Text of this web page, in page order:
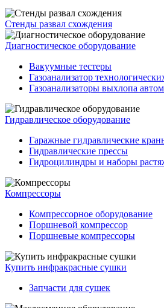
Стенды развал схождения
Диагностическое оборудование
Вакуумные тестеры
Газоанализатор
Газоанализаторы выхлопа
Гидравлическое оборудование
Гаражные гидравлические
Гидравлические прессы
Гидроцилиндры и наборы
Компрессоры
Компрессорное оборудование
Поршневой компрессор
Поршневые компрессоры
Купить инфракрасные сушки
Запчасти для сушек